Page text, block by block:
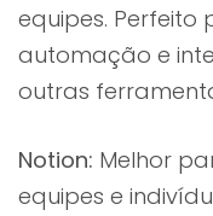
equipes. Perfeito
automação e
outras
Notion: Melhor
equipes e